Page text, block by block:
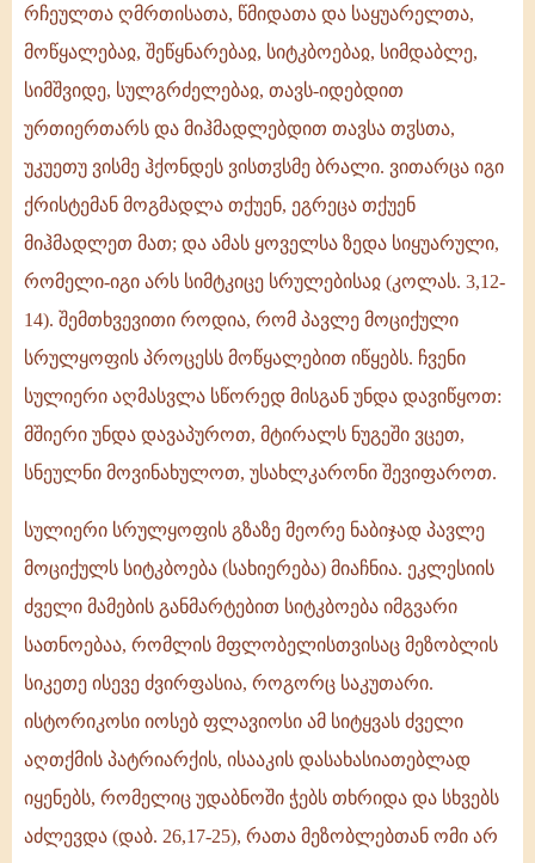
რჩეულთა ღმრთისათა, წმიდათა და საყუარელთა,
მოწყალებაჲ, შეწყნარებაჲ, სიტკბოებაჲ, სიმდაბლე,
სიმშვიდე, სულგრძელებაჲ, თავს-იდებდით
ურთიერთარს და მიჰმადლებდით თავსა თჳსთა,
უკუეთუ ვისმე ჰქონდეს ვისთჳსმე ბრალი. ვითარცა იგი
ქრისტემან მოგმადლა თქუენ, ეგრეცა თქუენ
მიჰმადლეთ მათ; და ამას ყოველსა ზედა სიყუარული,
რომელი-იგი არს სიმტკიცე სრულებისაჲ (კოლას. 3,12-
14). შემთხვევითი როდია, რომ პავლე მოციქული
სრულყოფის პროცესს მოწყალებით იწყებს. ჩვენი
სულიერი აღმასვლა სწორედ მისგან უნდა დავიწყოთ:
მშიერი უნდა დავაპუროთ, მტირალს ნუგეში ვცეთ,
სნეულნი მოვინახულოთ, უსახლკარონი შევიფაროთ.
სულიერი სრულყოფის გზაზე მეორე ნაბიჯად პავლე
მოციქულს სიტკბოება (სახიერება) მიაჩნია. ეკლესიის
ძველი მამების განმარტებით სიტკბოება იმგვარი
სათნოებაა, რომლის მფლობელისთვისაც მეზობლის
სიკეთე ისევე ძვირფასია, როგორც საკუთარი.
ისტორიკოსი იოსებ ფლავიოსი ამ სიტყვას ძველი
აღთქმის პატრიარქის, ისააკის დასახასიათებლად
იყენებს, რომელიც უდაბნოში ჭებს თხრიდა და სხვებს
აძლევდა (დაბ. 26,17-25), რათა მეზობლებთან ომი არ